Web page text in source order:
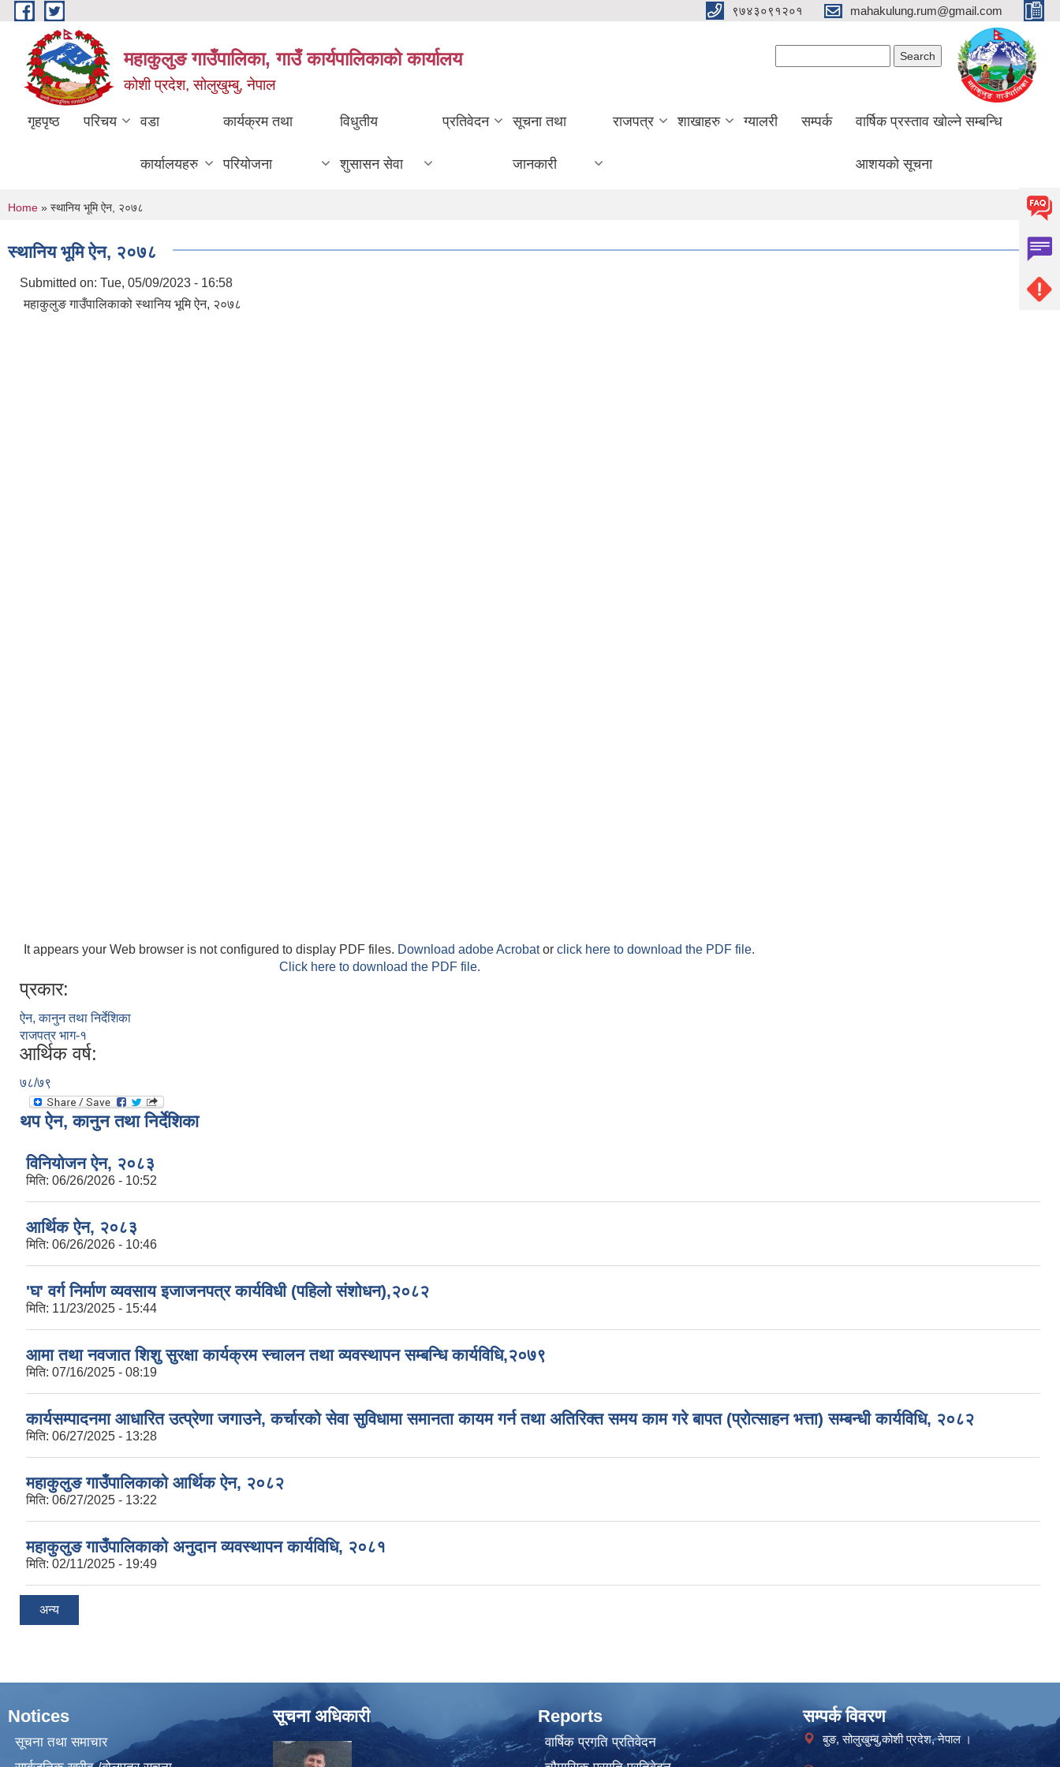
Skip to main content ९७४३०९१२०१ mahakulung.rum@gmail.com
महाकुलुङ गाउँपालिका, गाउँ कार्यपालिकाको कार्यालय
कोशी प्रदेश, सोलुखुम्बु, नेपाल
गृहपृष्ठ परिचय वडा
कार्यालयहरु
कार्यक्रम तथा
परियोजना
विधुतीय
शुसासन सेवा
प्रतिवेदन सूचना तथा
जानकारी
राजपत्र शाखाहरु ग्यालरी सम्पर्क वार्षिक प्रस्ताव खोल्ने सम्बन्धि
आशयको सूचना
You are here
Home » स्थानिय भूमि ऐन, २०७८
स्थानिय भूमि ऐन, २०७८
Submitted on: Tue, 05/09/2023 - 16:58
महाकुलुङ गाउँपालिकाको स्थानिय भूमि ऐन, २०७८
It appears your Web browser is not configured to display PDF files. Download adobe Acrobator click here to download the PDF file.
Click here to download the PDF file.
प्रकार:
ऐन, कानुन तथा निर्देशिका
राजपत्र भाग-१
आर्थिक वर्ष:
७८/७९
थप ऐन, कानुन तथा निर्देशिका
विनियोजन ऐन, २०८३
मिति: 06/26/2026 - 10:52
आर्थिक ऐन, २०८३
मिति: 06/26/2026 - 10:46
'घ' वर्ग निर्माण व्यवसाय इजाजनपत्र कार्यविधी (पहिलो संशोधन),२०८२
मिति: 11/23/2025 - 15:44
आमा तथा नवजात शिशु सुरक्षा कार्यक्रम स्चालन तथा व्यवस्थापन सम्बन्धि कार्यविधि,२०७९
मिति: 07/16/2025 - 08:19
कार्यसम्पादनमा आधारित उत्प्रेणा जगाउने, कर्चारको सेवा सुविधामा समानता कायम गर्न तथा अतिरिक्त समय काम गरे बापत (प्रोत्साहन भत्ता) सम्बन्धी कार्यविधि, २०८२
मिति: 06/27/2025 - 13:28
महाकुलुङ गाउँपालिकाको आर्थिक ऐन, २०८२
मिति: 06/27/2025 - 13:22
महाकुलुङ गाउँपालिकाको अनुदान व्यवस्थापन कार्यविधि, २०८१
मिति: 02/11/2025 - 19:49
अन्य
Notices
सूचना तथा समाचार
सूचना अधिकारी Reports
वार्षिक प्रगति प्रतिवेदन
सम्पर्क विवरण
बुङ, सोलुखुम्बु,कोशी प्रदेश, नेपाल ।